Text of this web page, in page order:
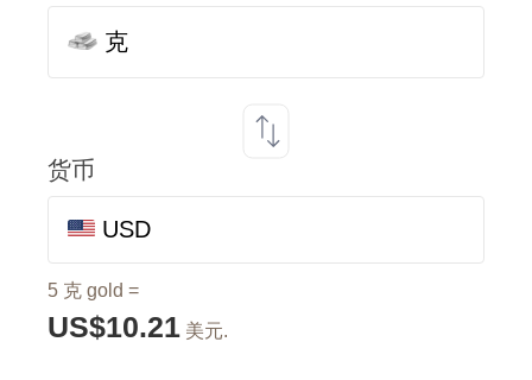
克
货币
USD
5 克 gold =
US$10.21 美元.